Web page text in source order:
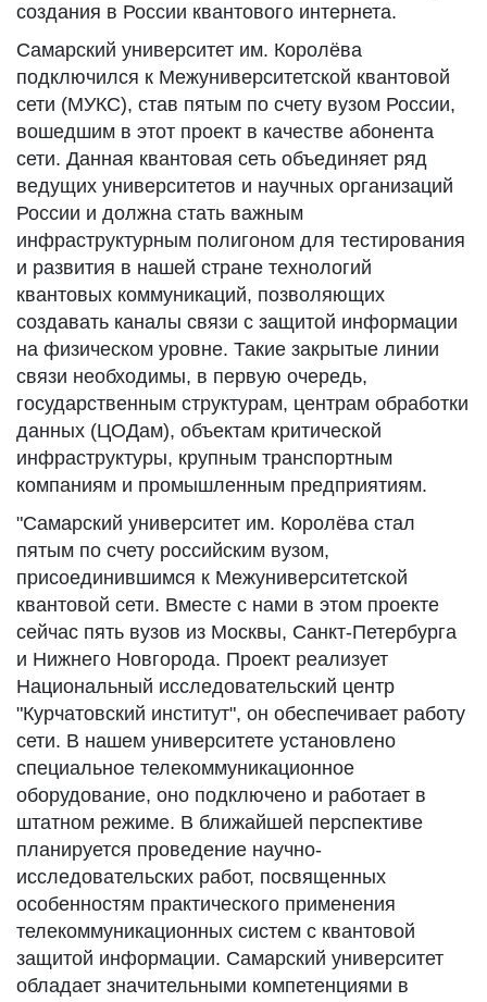
создания в России квантового интернета.
Самарский университет им. Королёва
подключился к Межуниверситетской квантовой
сети (МУКС), став пятым по счету вузом России,
вошедшим в этот проект в качестве абонента
сети. Данная квантовая сеть объединяет ряд
ведущих университетов и научных организаций
России и должна стать важным
инфраструктурным полигоном для тестирования
и развития в нашей стране технологий
квантовых коммуникаций, позволяющих
создавать каналы связи с защитой информации
на физическом уровне. Такие закрытые линии
связи необходимы, в первую очередь,
государственным структурам, центрам обработки
данных (ЦОДам), объектам критической
инфраструктуры, крупным транспортным
компаниям и промышленным предприятиям.
"Самарский университет им. Королёва стал
пятым по счету российским вузом,
присоединившимся к Межуниверситетской
квантовой сети. Вместе с нами в этом проекте
сейчас пять вузов из Москвы, Санкт-Петербурга
и Нижнего Новгорода. Проект реализует
Национальный исследовательский центр
"Курчатовский институт", он обеспечивает работу
сети. В нашем университете установлено
специальное телекоммуникационное
оборудование, оно подключено и работает в
штатном режиме. В ближайшей перспективе
планируется проведение научно-
исследовательских работ, посвященных
особенностям практического применения
телекоммуникационных систем с квантовой
защитой информации. Самарский университет
обладает значительными компетенциями в